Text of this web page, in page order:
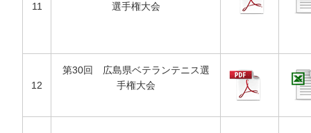
11
選手権大会
12
第30回 広島県ベテランテニス選
手権大会